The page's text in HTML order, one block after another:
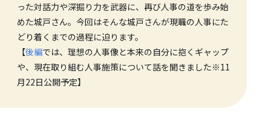
った対話力や深掘り力を武器に、再び人事の道を歩み始
めた城戸さん。今回はそんな城戸さんが現職の人事にた
どり着くまでの過程に迫ります。
【後編では、理想の人事像と本来の自分に抱くギャップ
や、現在取り組む人事施策について話を聞きました※11
月22日公開予定】